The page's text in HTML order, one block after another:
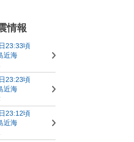
情報
23:33頃
近海
23:23頃
近海
23:12頃
近海